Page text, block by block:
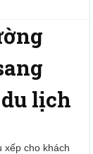
lịch
xếp cho khách